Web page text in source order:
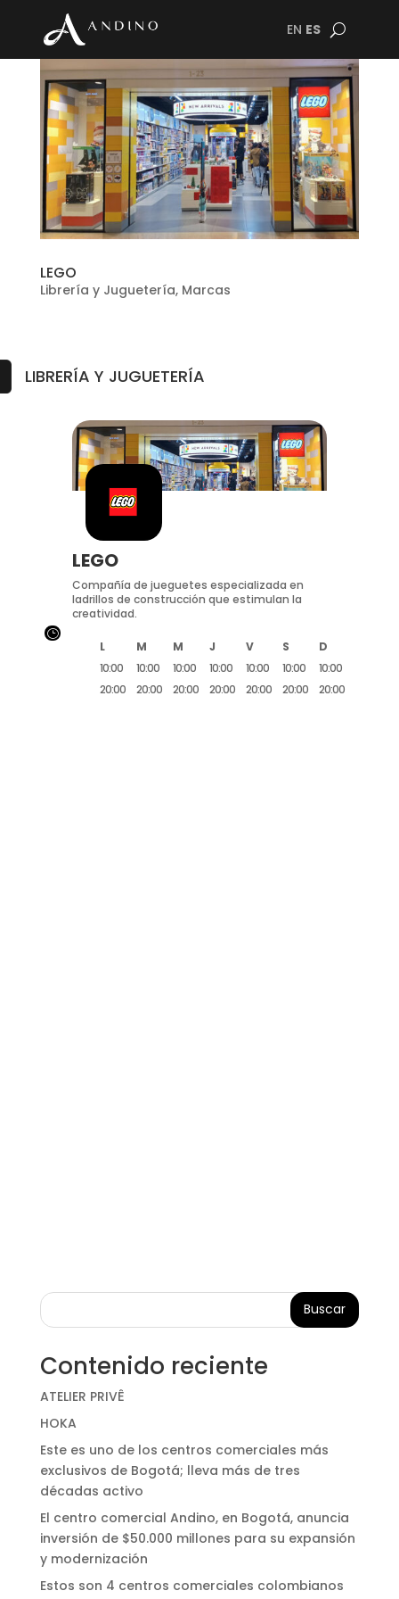
EN ES
LEGO
Librería y Juguetería, Marcas
LIBRERÍA Y JUGUETERÍA
LEGO
Compañía de jueguetes especializada en
ladrillos de construcción que estimulan la
creatividad.
L M M J V S
D
10:00
20:00
10:00
20:00
10:00
20:00
10:00
20:00
10:00
20:00
10:00
20:00
10:00
20:00
}
Buscar
Contenido reciente
ATELIER PRIVÊ
HOKA
Este es uno de los centros comerciales más
exclusivos de Bogotá; lleva más de tres
décadas activo
El centro comercial Andino, en Bogotá, anuncia
inversión de $50.000 millones para su expansión
y modernización
Estos son 4 centros comerciales colombianos